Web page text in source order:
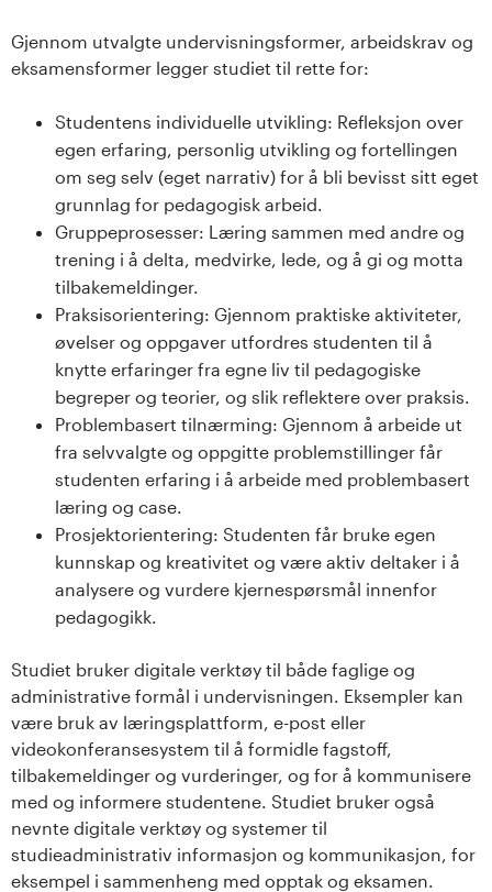
Gjennom utvalgte undervisningsformer, arbeidskrav og
eksamensformer legger studiet til rette for:
Studentens individuelle utvikling: Refleksjon over
egen erfaring, personlig utvikling og fortellingen
om seg selv (eget narrativ) for å bli bevisst sitt eget
grunnlag for pedagogisk arbeid.
Gruppeprosesser: Læring sammen med andre og
trening i å delta, medvirke, lede, og å gi og motta
tilbakemeldinger.
Praksisorientering: Gjennom praktiske aktiviteter,
øvelser og oppgaver utfordres studenten til å
knytte erfaringer fra egne liv til pedagogiske
begreper og teorier, og slik reflektere over praksis.
Problembasert tilnærming: Gjennom å arbeide ut
fra selvvalgte og oppgitte problemstillinger får
studenten erfaring i å arbeide med problembasert
læring og case.
Prosjektorientering: Studenten får bruke egen
kunnskap og kreativitet og være aktiv deltaker i å
analysere og vurdere kjernespørsmål innenfor
pedagogikk.
Studiet bruker digitale verktøy til både faglige og
administrative formål i undervisningen. Eksempler kan
være bruk av læringsplattform, e-post eller
videokonferansesystem til å formidle fagstoff,
tilbakemeldinger og vurderinger, og for å kommunisere
med og informere studentene. Studiet bruker også
nevnte digitale verktøy og systemer til
studieadministrativ informasjon og kommunikasjon, for
eksempel i sammenheng med opptak og eksamen.